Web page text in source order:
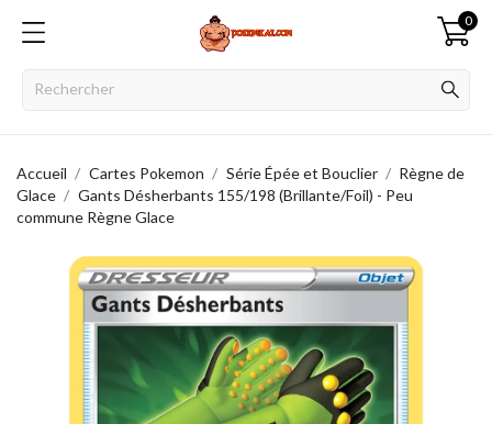
0
Accueil Cartes Pokemon Série Épée et Bouclier
Règne de
Glace
Gants Désherbants 155/198 (Brillante/Foil) - Peu
commune Règne Glace